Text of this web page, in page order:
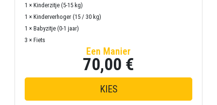
1 × Kinderzitje (5-15 kg)
1 × Kinderverhoger (15 / 30 kg)
1 × Babyzitje (0-1 jaar)
3 × Fiets
Een Manier
70,00 €